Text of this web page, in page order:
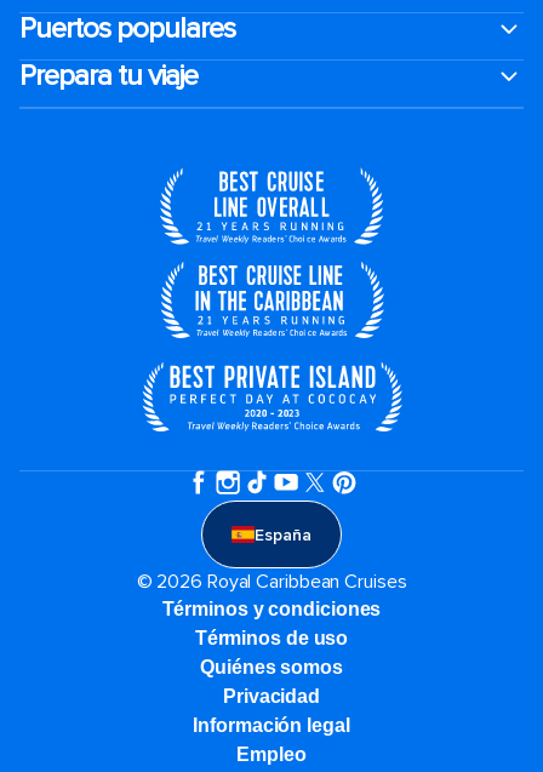
Puertos populares
Prepara tu viaje
España
© 2026 Royal Caribbean Cruises
Términos y condiciones
Términos de uso
Quiénes somos
Privacidad
Información legal
Empleo